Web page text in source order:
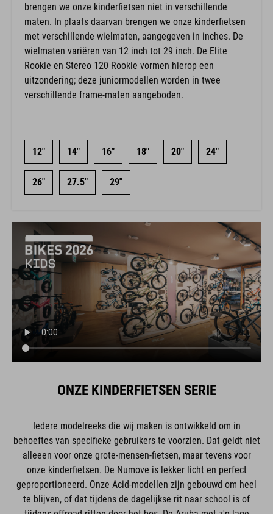
brengen we onze kinderfietsen niet in verschillende
maten. In plaats daarvan brengen we onze kinderfietsen
met verschillende wielmaten, aangegeven in inches. De
wielmaten variëren van 12 inch tot 29 inch. De Elite
Rookie en Stereo 120 Rookie vormen hierop een
uitzondering; deze juniormodellen worden in twee
verschillende frame-maten aangeboden.
12" 14" 16" 18" 20" 24"
26" 27.5" 29"
ONZE KINDERFIETSEN SERIE
Iedere modelreeks die wij maken is ontwikkeld om in
behoeftes van specifieke gebruikers te voorzien. Dat geldt niet
alleeen voor onze grote-mensen-fietsen, maar tevens voor
onze kinderfietsen. De Numove is lekker licht en perfect
geproportioneerd. Onze Acid-modellen zijn gebouwd om heel
te blijven, of dat tijdens de dagelijkse rit naar school is of